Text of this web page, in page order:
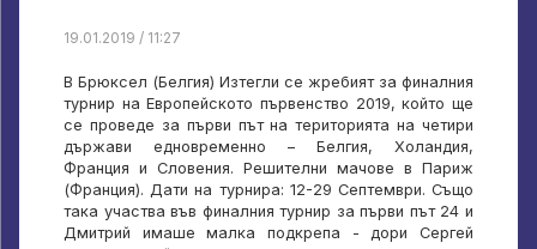
19.01.2019 / 11:27
В Брюксел (Белгия) Изтегли се жребият за финалния
турнир на Европейското първенство 2019, който ще
се проведе за първи път на територията на четири
държави едновременно – Белгия, Холандия,
Франция и Словения. Решителни мачове в Париж
(Франция). Дати на турнира: 12-29 Септември. Също
така участва във финалния турнир за първи път 24 и
Дмитрий имаше малка подкрепа - дори Сергей